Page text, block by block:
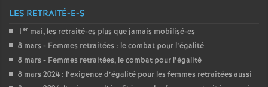
LES RETRAITÉ-E-S
1 er mai, les retraité-es plus que jamais mobilisé-es
8 mars - Femmes retraitées : le combat pour l’égalité
8 mars - Femmes retraitées, le combat pour l’égalité
8 mars 2024 : l’exigence d’égalité pour les femmes retraitées aussi